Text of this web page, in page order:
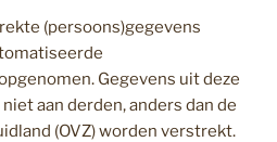
(persoons)gegevens
Gegevens uit deze
aan derden, anders dan de
(OVZ) worden verstrekt.